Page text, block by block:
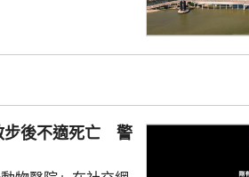
證的新來澳人士有
步後不適死亡 警